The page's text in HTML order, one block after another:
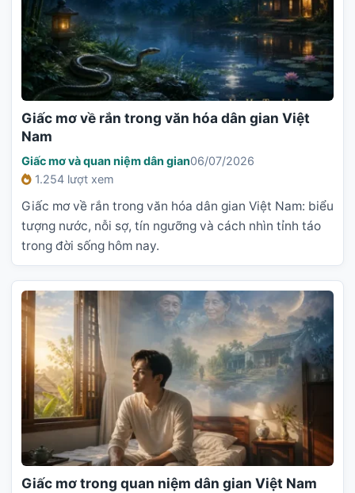
Giấc mơ về rắn trong văn hóa dân gian Việt
Nam
Giấc mơ và quan niệm dân gian06/07/2026
1.254 lượt xem
Giấc mơ về rắn trong văn hóa dân gian Việt Nam: biểu
tượng nước, nỗi sợ, tín ngưỡng và cách nhìn tỉnh táo
trong đời sống hôm nay.
Giấc mơ trong quan niệm dân gian Việt Nam